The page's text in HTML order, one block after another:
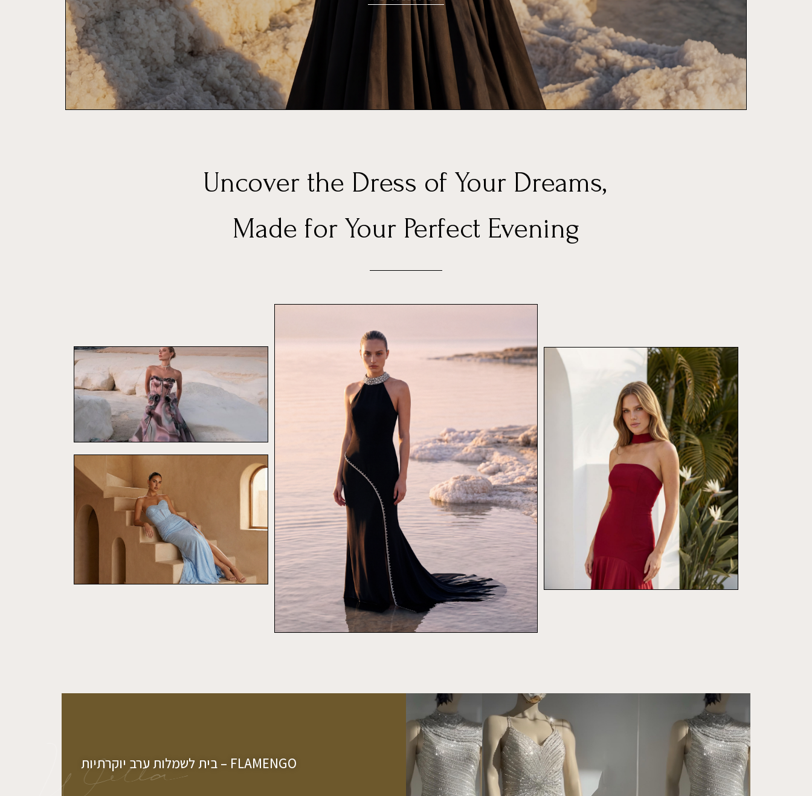
Uncover the Dress of Your Dreams,
Made for Your Perfect Evening
FLAMENGO – בית לשמלות ערב יוקרתיות